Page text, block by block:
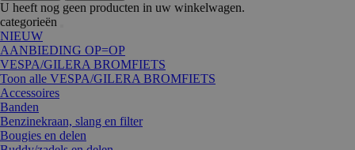
U heeft nog geen producten in uw winkelwagen.
categorieën
NIEUW
AANBIEDING OP=OP
VESPA/GILERA BROMFIETS
Toon alle VESPA/GILERA BROMFIETS
Accessoires
Banden
Benzinekraan, slang en filter
Bougies en delen